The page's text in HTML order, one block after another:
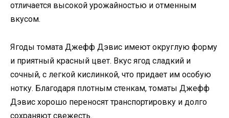
отличается высокой урожайностью и отменным
вкусом.
Ягоды томата Джефф Дэвис имеют округлую форму
и приятный красный цвет. Вкус ягод сладкий и
сочный, с легкой кислинкой, что придает им особую
нотку. Благодаря плотным стенкам, томаты Джефф
Дэвис хорошо переносят транспортировку и долго
сохраняют свежесть.